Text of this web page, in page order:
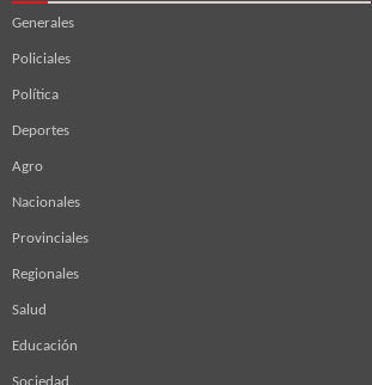
Generales
Policiales
Política
Deportes
Agro
Nacionales
Provinciales
Regionales
Salud
Educación